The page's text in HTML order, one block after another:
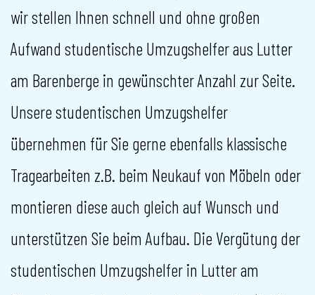
wir stellen Ihnen schnell und ohne großen
Aufwand studentische Umzugshelfer aus Lutter
am Barenberge in gewünschter Anzahl zur Seite.
Unsere studentischen Umzugshelfer
übernehmen für Sie gerne ebenfalls klassische
Tragearbeiten z.B. beim Neukauf von Möbeln oder
montieren diese auch gleich auf Wunsch und
unterstützen Sie beim Aufbau. Die Vergütung der
studentischen Umzugshelfer in Lutter am